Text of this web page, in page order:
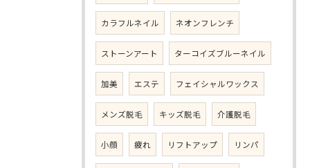
カラフルネイル ネオンフレンチ
ストーンアート ターコイズブルーネイル
加美 エステ フェイシャルワックス
メンズ脱毛 キッズ脱毛 介護脱毛
小顔 疲れ リフトアップ リンパ